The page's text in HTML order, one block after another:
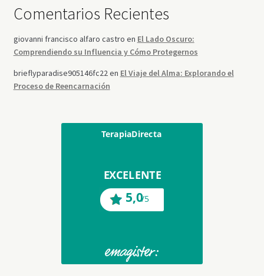
Comentarios Recientes
giovanni francisco alfaro castro en El Lado Oscuro:
Comprendiendo su Influencia y Cómo Protegernos
brieflyparadise905146fc22en El Viaje del Alma: Explorando el
Proceso de Reencarnación